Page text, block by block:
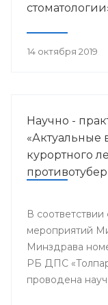
14 октября 2019
Научно -
«Актуальные
курортного
В
мероприятий
Минздрава
РБ ДПС
проводена